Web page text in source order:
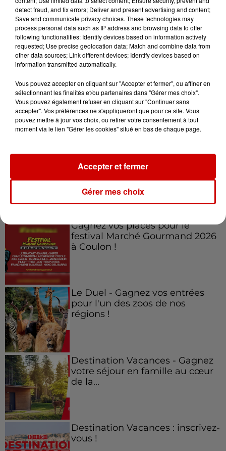
8 août 2026
Cambriolages : plus de 18 000
logements visités en juillet 2026,
7 août 2026
Pape Léon XIV en France : quel
est son programme ?
Gagnez vos places pour le
festival Marché Gourmand 2026
à Coulon !
Le Duel - Gagnez vos entrées
pour l'un des zoos de nos
régions !
Destination Vacances - Gagnez
votre séjour en famille au cœur
de la...
Destination Vacances : inscrivez-
vous !
detect fraud, and fix errors; Deliver and present advertising and content;
Save and communicate privacy choices. These technologies may
process personal data such as IP address and browsing data to offer
following functionalities: Identify devices based on information actively
requested; Use precise geolocation data; Match and combine data from
other data sources; Link different devices; Identify devices based on
information transmitted automatically.
Vous pouvez accepter en cliquant sur "Accepter et fermer", ou affiner en
sélectionnant les finalités et/ou partenaires dans "Gérer mes choix".
Vous pouvez également refuser en cliquant sur "Continuer sans
accepter". Vos préférences ne s'appliqueront que pour ce site. Vous
pouvez mettre à jour vos choix, ou retirer votre consentement à tout
moment via le lien "Gérer les cookies" situé en bas de chaque page.
Gérer mes choix
Accepter et fermer